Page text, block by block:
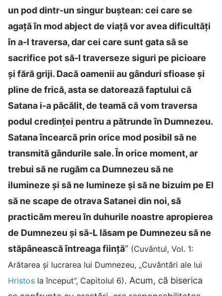
un pod dintr-un singur buștean: cei care se
agață în mod abject de viață vor avea dificultăți
în a-l traversa, dar cei care sunt gata să se
sacrifice pot să-l traverseze siguri pe picioare
și fără griji. Dacă oamenii au gânduri sfioase și
pline de frică, asta se datorează faptului că
Satana i-a păcălit, de teamă că vom traversa
podul credinței pentru a pătrunde în Dumnezeu.
Satana încearcă prin orice mod posibil să ne
transmită gândurile sale. În orice moment, ar
trebui să ne rugăm ca Dumnezeu să ne
ilumineze și să ne lumineze și să ne bizuim pe El
să ne scape de otrava Satanei din noi, să
practicăm mereu în duhurile noastre apropierea
de Dumnezeu și să-L lăsam pe Dumnezeu să ne
stăpânească întreaga ființă” (Cuvântul, Vol. 1:
Arătarea și lucrarea lui Dumnezeu, „Cuvântări ale lui
Hristos la început”, Capitolul 6). Acum, că biserica